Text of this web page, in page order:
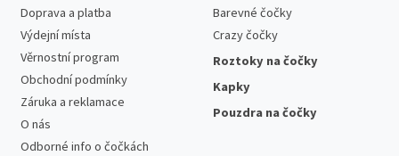
Doprava a platba
Výdejní místa
Věrnostní program
Obchodní podmínky
Záruka a reklamace
O nás
Odborné info o čočkách
Barevné čočky
Crazy čočky
Roztoky na čočky
Kapky
Pouzdra na čočky